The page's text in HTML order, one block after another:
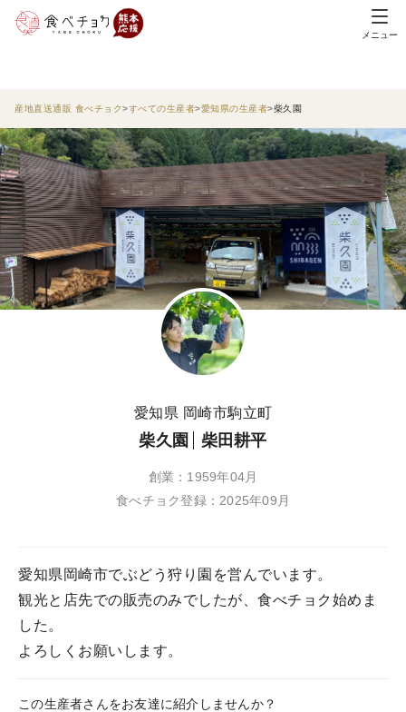
メニュー
産地直送通販 食べチョク すべての生産者 愛知県の生産者 柴久園
愛知県 岡崎市駒立町
柴久園 柴田耕平
創業：1959年04月
食べチョク登録：2025年09月
愛知県岡崎市でぶどう狩り園を営んでいます。
観光と店先での販売のみでしたが、食べチョク始めま
した。
よろしくお願いします。
この生産者さんをお友達に紹介しませんか？